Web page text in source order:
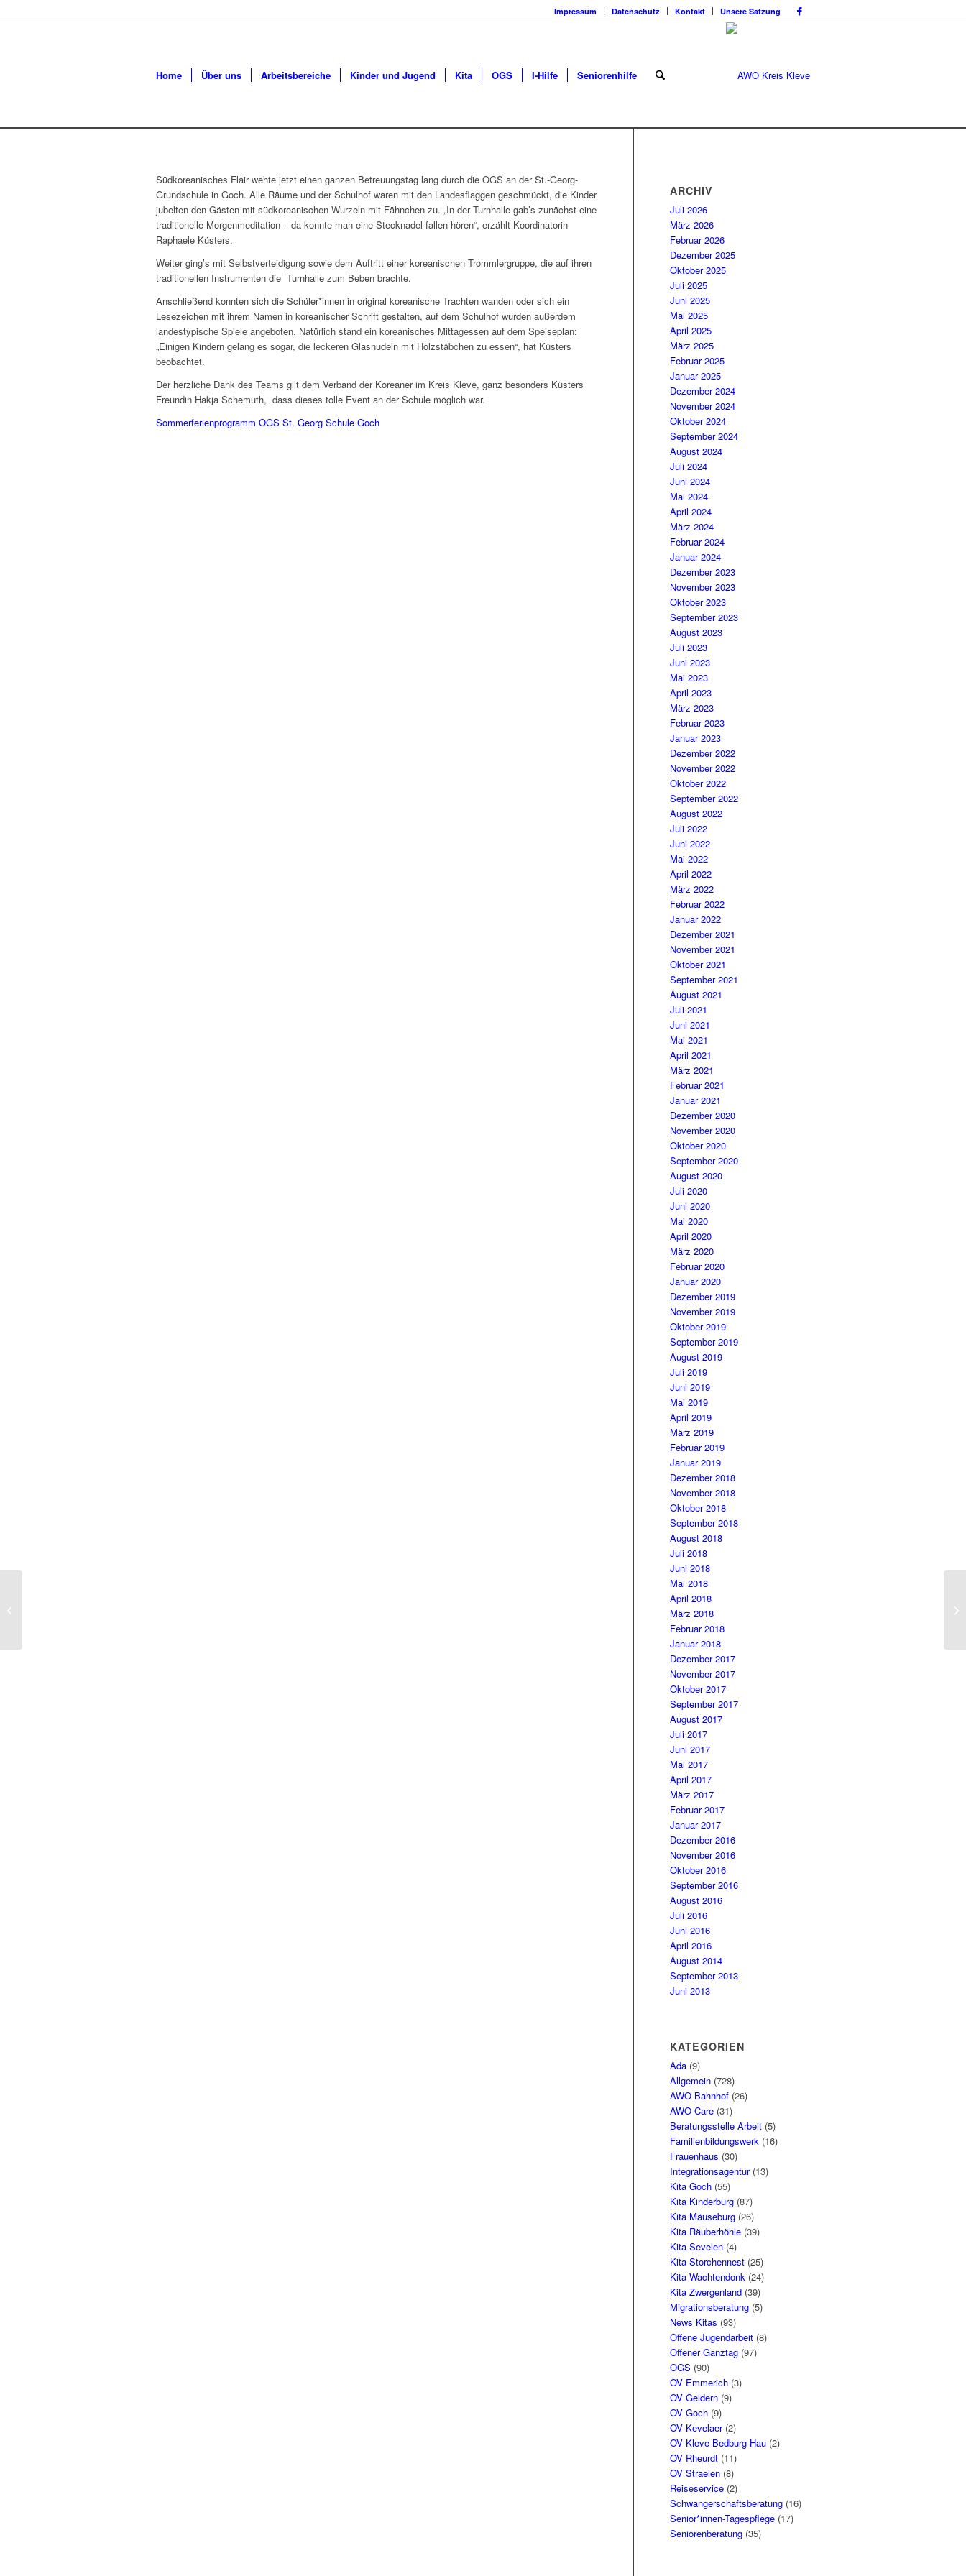
Impressum Datenschutz Kontakt Unsere Satzung
Home Über uns Arbeitsbereiche Kinder und Jugend Kita OGS I-Hilfe Seniorenhilfe
Südkoreanisches Flair wehte jetzt einen ganzen Betreuungstag lang durch die OGS an der St.-Georg-
Grundschule in Goch. Alle Räume und der Schulhof waren mit den Landesflaggen geschmückt, die Kinder
jubelten den Gästen mit südkoreanischen Wurzeln mit Fähnchen zu. „In der Turnhalle gab’s zunächst eine
traditionelle Morgenmeditation – da konnte man eine Stecknadel fallen hören“, erzählt Koordinatorin
Raphaele Küsters.
Weiter ging’s mit Selbstverteidigung sowie dem Auftritt einer koreanischen Trommlergruppe, die auf ihren
traditionellen Instrumenten die Turnhalle zum Beben brachte.
Anschließend konnten sich die Schüler*innen in original koreanische Trachten wanden oder sich ein
Lesezeichen mit ihrem Namen in koreanischer Schrift gestalten, auf dem Schulhof wurden außerdem
landestypische Spiele angeboten. Natürlich stand ein koreanisches Mittagessen auf dem Speiseplan:
„Einigen Kindern gelang es sogar, die leckeren Glasnudeln mit Holzstäbchen zu essen“, hat Küsters
beobachtet.
Der herzliche Dank des Teams gilt dem Verband der Koreaner im Kreis Kleve, ganz besonders Küsters
Freundin Hakja Schemuth, dass dieses tolle Event an der Schule möglich war.
Sommerferienprogramm OGS St. Georg Schule Goch
ARCHIV
Juli 2026
März 2026
Februar 2026
Dezember 2025
Oktober 2025
Juli 2025
Juni 2025
Mai 2025
April 2025
März 2025
Februar 2025
Januar 2025
Dezember 2024
November 2024
Oktober 2024
September 2024
August 2024
Juli 2024
Juni 2024
Mai 2024
April 2024
März 2024
Februar 2024
Januar 2024
Dezember 2023
November 2023
Oktober 2023
September 2023
August 2023
Juli 2023
Juni 2023
Mai 2023
April 2023
März 2023
Februar 2023
Januar 2023
Dezember 2022
November 2022
Oktober 2022
September 2022
August 2022
Juli 2022
Juni 2022
Mai 2022
April 2022
März 2022
Februar 2022
Januar 2022
Dezember 2021
November 2021
Oktober 2021
September 2021
August 2021
Juli 2021
Juni 2021
Mai 2021
April 2021
März 2021
Februar 2021
Januar 2021
Dezember 2020
November 2020
Oktober 2020
September 2020
August 2020
Juli 2020
Juni 2020
Mai 2020
April 2020
März 2020
Februar 2020
Januar 2020
Dezember 2019
November 2019
Oktober 2019
September 2019
August 2019
Juli 2019
Juni 2019
Mai 2019
April 2019
März 2019
Februar 2019
Januar 2019
Dezember 2018
November 2018
Oktober 2018
September 2018
August 2018
Juli 2018
Juni 2018
Mai 2018
April 2018
März 2018
Februar 2018
Januar 2018
Dezember 2017
November 2017
Oktober 2017
September 2017
August 2017
Juli 2017
Juni 2017
Mai 2017
April 2017
März 2017
Februar 2017
Januar 2017
Dezember 2016
November 2016
Oktober 2016
September 2016
August 2016
Juli 2016
Juni 2016
April 2016
August 2014
September 2013
Juni 2013
KATEGORIEN
Ada (9)
Allgemein (728)
AWO Bahnhof (26)
AWO Care (31)
Beratungsstelle Arbeit (5)
Familienbildungswerk (16)
Frauenhaus (30)
Integrationsagentur(13)
Kita Goch (55)
Kita Kinderburg (87)
Kita Mäuseburg (26)
Kita Räuberhöhle (39)
Kita Sevelen (4)
Kita Storchennest (25)
Kita Wachtendonk (24)
Kita Zwergenland (39)
Migrationsberatung (5)
News Kitas (93)
Offene Jugendarbeit (8)
Offener Ganztag (97)
OGS (90)
OV Emmerich (3)
OV Geldern (9)
OV Goch (9)
OV Kevelaer(2)
OV Kleve Bedburg-Hau (2)
OV Rheurdt (11)
OV Straelen (8)
Reiseservice (2)
Schwangerschaftsberatung (16)
Senior*innen-Tagespflege (17)
Seniorenberatung (35)